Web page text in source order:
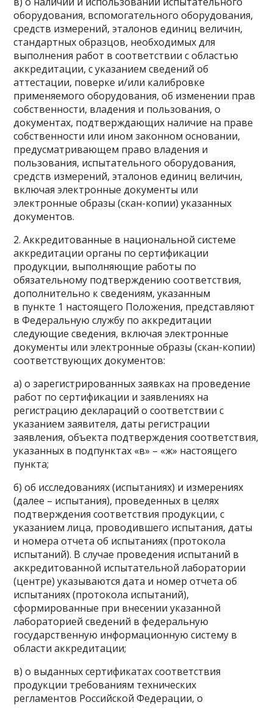
оборудования, вспомогательного оборудования,
средств измерений, эталонов единиц величин,
стандартных образцов, необходимых для
выполнения работ в соответствии с областью
аккредитации, с указанием сведений об
аттестации, поверке и/или калибровке
применяемого оборудования, об изменении прав
собственности, владения и пользования, о
документах, подтверждающих наличие на праве
собственности или ином законном основании,
предусматривающем право владения и
пользования, испытательного оборудования,
средств измерений, эталонов единиц величин,
включая электронные документы или
электронные образы (скан-копии) указанных
документов.
2. Аккредитованные в национальной системе
аккредитации органы по сертификации
продукции, выполняющие работы по
обязательному подтверждению соответствия,
дополнительно к сведениям, указанным
в пункте 1 настоящего Положения, представляют
в Федеральную службу по аккредитации
следующие сведения, включая электронные
документы или электронные образы (скан-копии)
соответствующих документов:
а) о зарегистрированных заявках на проведение
работ по сертификации и заявлениях на
регистрацию деклараций о соответствии с
указанием заявителя, даты регистрации
заявления, объекта подтверждения соответствия,
указанных в подпунктах «в» – «ж» настоящего
пункта;
б) об исследованиях (испытаниях) и измерениях
(далее – испытания), проведенных в целях
подтверждения соответствия продукции, с
указанием лица, проводившего испытания, даты
и номера отчета об испытаниях (протокола
испытаний). В случае проведения испытаний в
аккредитованной испытательной лаборатории
(центре) указываются дата и номер отчета об
испытаниях (протокола испытаний),
сформированные при внесении указанной
лабораторией сведений в федеральную
государственную информационную систему в
области аккредитации;
в) о выданных сертификатах соответствия
продукции требованиям технических
регламентов Российской Федерации, о